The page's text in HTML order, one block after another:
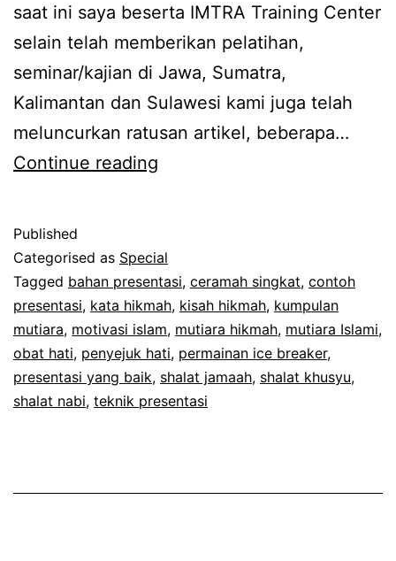
saat ini saya beserta IMTRA Training Center
selain telah memberikan pelatihan,
seminar/kajian di Jawa, Sumatra,
Kalimantan dan Sulawesi kami juga telah
meluncurkan ratusan artikel, beberapa…
Continue reading
Bulan
Hebat!
Published
Categorised as Special
Tagged bahan presentasi, ceramah singkat, contoh
presentasi, kata hikmah, kisah hikmah, kumpulan
mutiara, motivasi islam, mutiara hikmah, mutiara Islami,
obat hati, penyejuk hati, permainan ice breaker,
presentasi yang baik, shalat jamaah, shalat khusyu,
shalat nabi, teknik presentasi